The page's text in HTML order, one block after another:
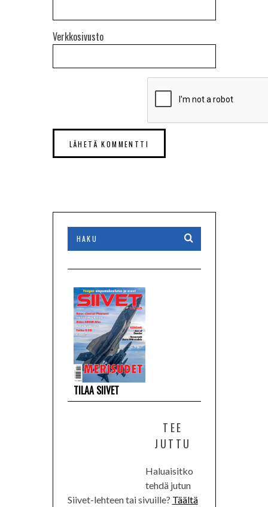
Verkkosivusto
TILAA SIIVET
TEE
JUTTU
Haluaisitko
tehdä jutun
Siivet-lehteen tai sivuille? Täältä